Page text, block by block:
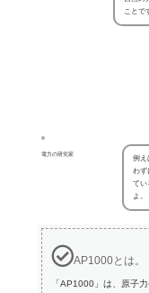
ことで
電力の研究家
例え
わず
てい
よ。
AP1000とは。
「AP1000」は、原子